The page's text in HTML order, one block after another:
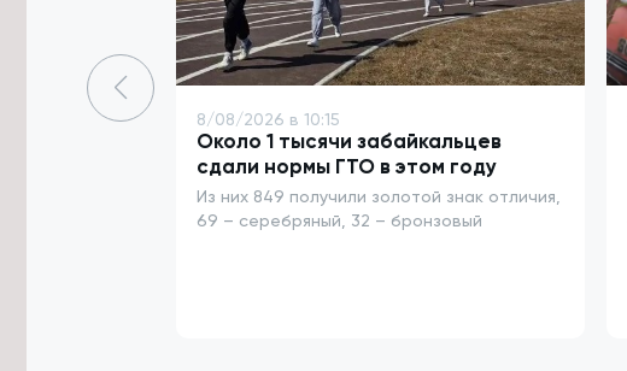
7/08/2026 в 16:54
Высокий уровень заболеваемости
энтеровирусом сохраняется в
Забайкалье
7/08/2026 в 16:29
Прокуратура потребовала
отремонтировать здание Дворца
спорта в Чите
8/08/2026 в 10:15
Около 1 тысячи забайкальцев
сдали нормы ГТО в этом году
Из них 849 получили золотой знак отличия,
69 – серебряный, 32 – бронзовый